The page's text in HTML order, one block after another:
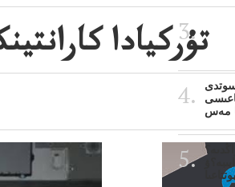
تۇركيادا